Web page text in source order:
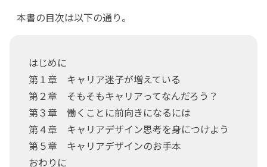
本書の目次は以下の通り。
はじめに
第１章 キャリア迷子が増えている
第２章 そもそもキャリアってなんだろう？
第３章 働くことに前向きになるには
第４章 キャリアデザイン思考を身につけよう
第５章 キャリアデザインのお手本
おわりに